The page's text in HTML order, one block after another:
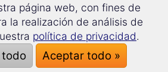
genitivo
acusativo
números ordinales
página web, con fines de
la realización de análisis de
política de privacidad.
todo Aceptar todo »